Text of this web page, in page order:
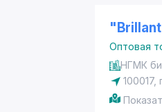
Оптовая
НГМК
100017,